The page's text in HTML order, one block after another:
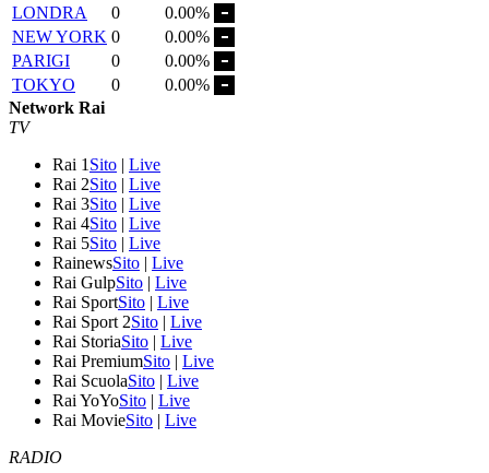
LONDRA
0
0.00%
NEW YORK 0
0.00%
PARIGI
0
0.00%
TOKYO
0
0.00%
Network Rai
TV
Rai 1 Sito | Live
Rai 2Sito | Live
Rai 3Sito | Live
Rai 4Sito | Live
Rai 5Sito | Live
RainewsSito | Live
Rai GulpSito | Live
Rai SportSito | Live
Rai Sport 2Sito | Live
Rai StoriaSito | Live
Rai PremiumSito | Live
Rai ScuolaSito | Live
Rai YoYoSito | Live
Rai MovieSito | Live
RADIO